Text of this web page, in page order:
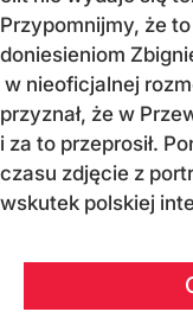
Przypomnijmy, że
doniesieniom
w nieoficjalnej
przyznał, że w
i za to przeprosił.
czasu zdjęcie z
wskutek polskiej